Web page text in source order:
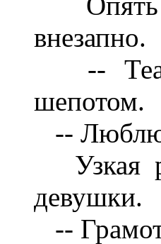
внезапно.
--
шепотом.
-- Люблю,
Узкая
девушки.
--